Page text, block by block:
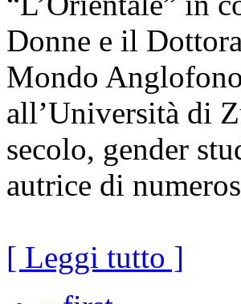
Donne e il
Mondo
all’Università di
secolo, gender
autrice di
[ Leggi tutto ]